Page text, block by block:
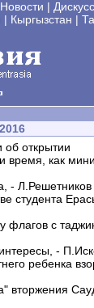
Новости |
| Кыргызстан |
открытии
время, как
- Л.Решетников
студента
флагов с
-
ребенка
вторжения